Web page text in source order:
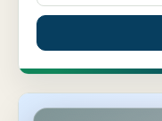
Butikslokal på